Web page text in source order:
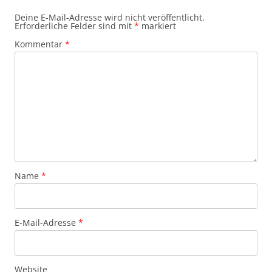
Deine E-Mail-Adresse wird nicht veröffentlicht.
Erforderliche Felder sind mit * markiert
Kommentar *
Name *
E-Mail-Adresse *
Website